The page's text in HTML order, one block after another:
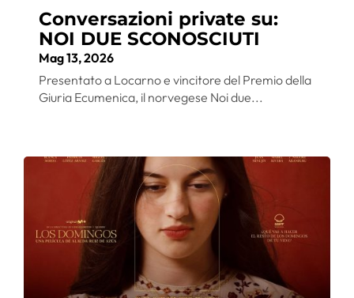
Conversazioni private su:
NOI DUE SCONOSCIUTI
Mag 13, 2026
Presentato a Locarno e vincitore del Premio della
Giuria Ecumenica, il norvegese Noi due...